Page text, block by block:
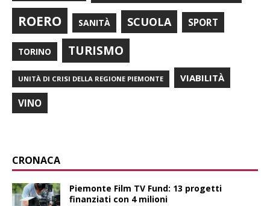
ROERO SANITÀ SCUOLA SPORT
TORINO TURISMO
UNITÀ DI CRISI DELLA REGIONE PIEMONTE VIABILITÀ
VINO
CRONACA
Piemonte Film TV Fund: 13 progetti
finanziati con 4 milioni